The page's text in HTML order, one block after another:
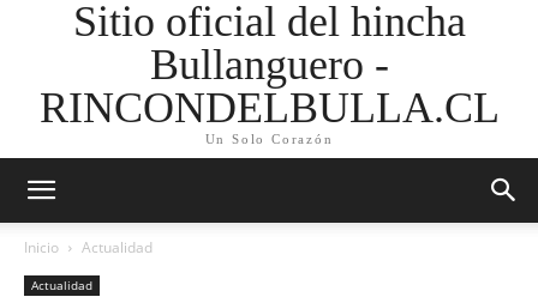
Sitio oficial del hincha
Bullanguero -
RINCONDELBULLA.CL
Un Solo Corazón
Inicio Actualidad
Actualidad